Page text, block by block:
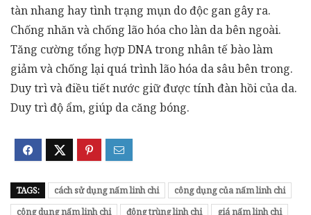
tàn nhang hay tình trạng mụn do độc gan gây ra.
Chống nhăn và chống lão hóa cho làn da bên ngoài.
Tăng cường tổng hợp DNA trong nhân tế bào làm
giảm và chống lại quá trình lão hóa da sâu bên trong.
Duy trì và điều tiết nước giữ được tính đàn hồi của da.
Duy trì độ ẩm, giúp da căng bóng.
TAGS: cách sử dụng nấm linh chi
công dụng của nấm linh chi
công dụng nấm linh chi
đông trùng linh chi
giá nấm linh chi